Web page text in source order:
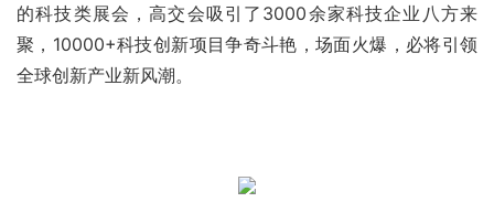
的科技类展会，高交会吸引了3000余家科技企业八方来
聚，10000+科技创新项目争奇斗艳，场面火爆，必将引领
全球创新产业新风潮。